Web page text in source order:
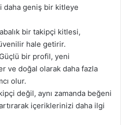
daha geniş bir kitleye
bir takipçi kitlesi,
hale getirir.
bir profil, yeni
ve doğal olarak daha fazla
olur.
değil, aynı zamanda beğeni
içeriklerinizi daha ilgi